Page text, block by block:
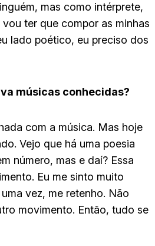
mas como intérprete,
ter que compor as minhas
lado poético, eu preciso dos
músicas conhecidas?
com a música. Mas hoje
Vejo que há uma poesia
número, mas e daí? Essa
Eu me sinto muito
vez, me retenho. Não
movimento. Então, tudo se